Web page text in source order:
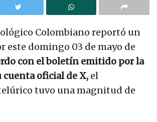
Colombiano reportó un
este domingo 03 de mayo de
con el boletín emitido por la
cuenta oficial de X, el
tuvo una magnitud de